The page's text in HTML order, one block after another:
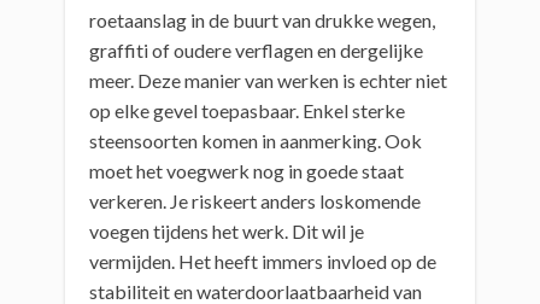
roetaanslag in de buurt van drukke wegen,
graffiti of oudere verflagen en dergelijke
meer. Deze manier van werken is echter niet
op elke gevel toepasbaar. Enkel sterke
steensoorten komen in aanmerking. Ook
moet het voegwerk nog in goede staat
verkeren. Je riskeert anders loskomende
voegen tijdens het werk. Dit wil je
vermijden. Het heeft immers invloed op de
stabiliteit en waterdoorlaatbaarheid van